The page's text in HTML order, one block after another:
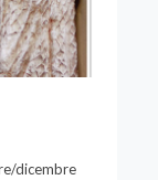
dicembre